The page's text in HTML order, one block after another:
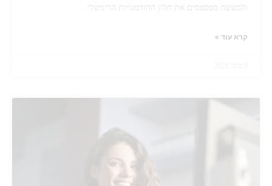
ולמעשה מפספסים את חלון ההזדמנויות הדיגיטלי.
קרא עוד »